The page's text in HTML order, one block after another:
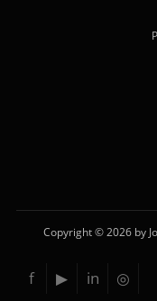
Copyright © 2026 by
f ▶ in ◎